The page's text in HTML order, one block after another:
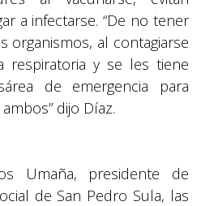
a infectarse. “De no tener
organismos, al contagiarse
respiratoria y se les tiene
de emergencia para
dijo Díaz.
Umaña, presidente de
de San Pedro Sula, las